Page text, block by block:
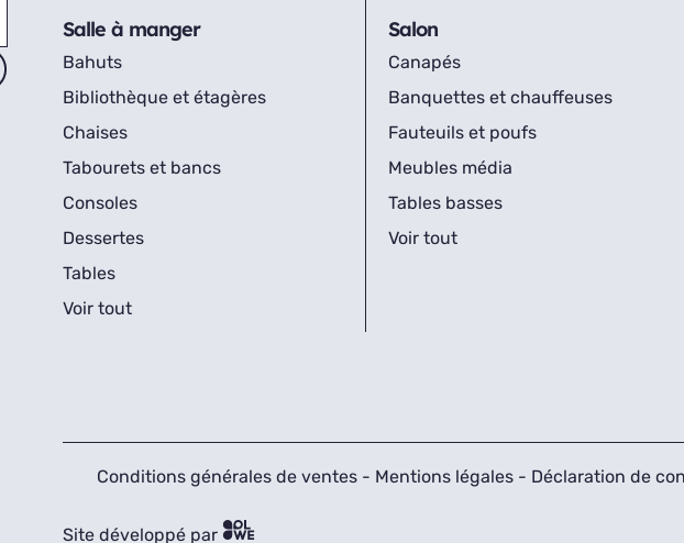
Salle à manger
Bahuts
Bibliothèque et étagères
Chaises
Tabourets et bancs
Consoles
Dessertes
Tables
Voir tout
Salon
Canapés
Banquettes et chauffeuses
Fauteuils et poufs
Meubles média
Tables basses
Voir tout
Conditions générales de ventes - Mentions légales - Déclaration de
Site développé par